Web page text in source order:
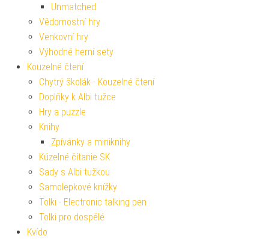
Unmatched
Vědomostní hry
Venkovní hry
Výhodné herní sety
Kouzelné čtení
Chytrý školák - Kouzelné čtení
Doplňky k Albi tužce
Hry a puzzle
Knihy
Zpívánky a miniknihy
Kúzelné čítanie SK
Sady s Albi tužkou
Samolepkové knížky
Tolki - Electronic talking pen
Tolki pro dospělé
Kvído